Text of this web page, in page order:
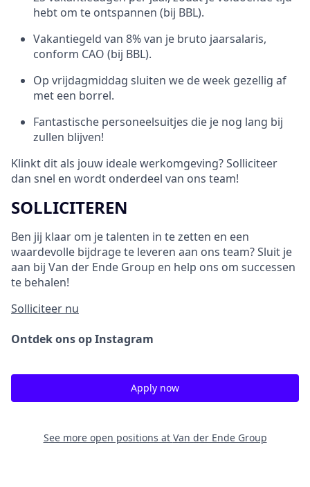
hebt om te ontspannen (bij BBL).
Vakantiegeld van 8% van je bruto jaarsalaris,
conform CAO (bij BBL).
Op vrijdagmiddag sluiten we de week gezellig af
met een borrel.
Fantastische personeelsuitjes die je nog lang bij
zullen blijven!
Klinkt dit als jouw ideale werkomgeving? Solliciteer
dan snel en wordt onderdeel van ons team!
SOLLICITEREN
Ben jij klaar om je talenten in te zetten en een
waardevolle bijdrage te leveren aan ons team? Sluit je
aan bij Van der Ende Group en help ons om successen
te behalen!
Solliciteer nu
Ontdek ons op Instagram
Apply now
See more open positions at Van der Ende Group